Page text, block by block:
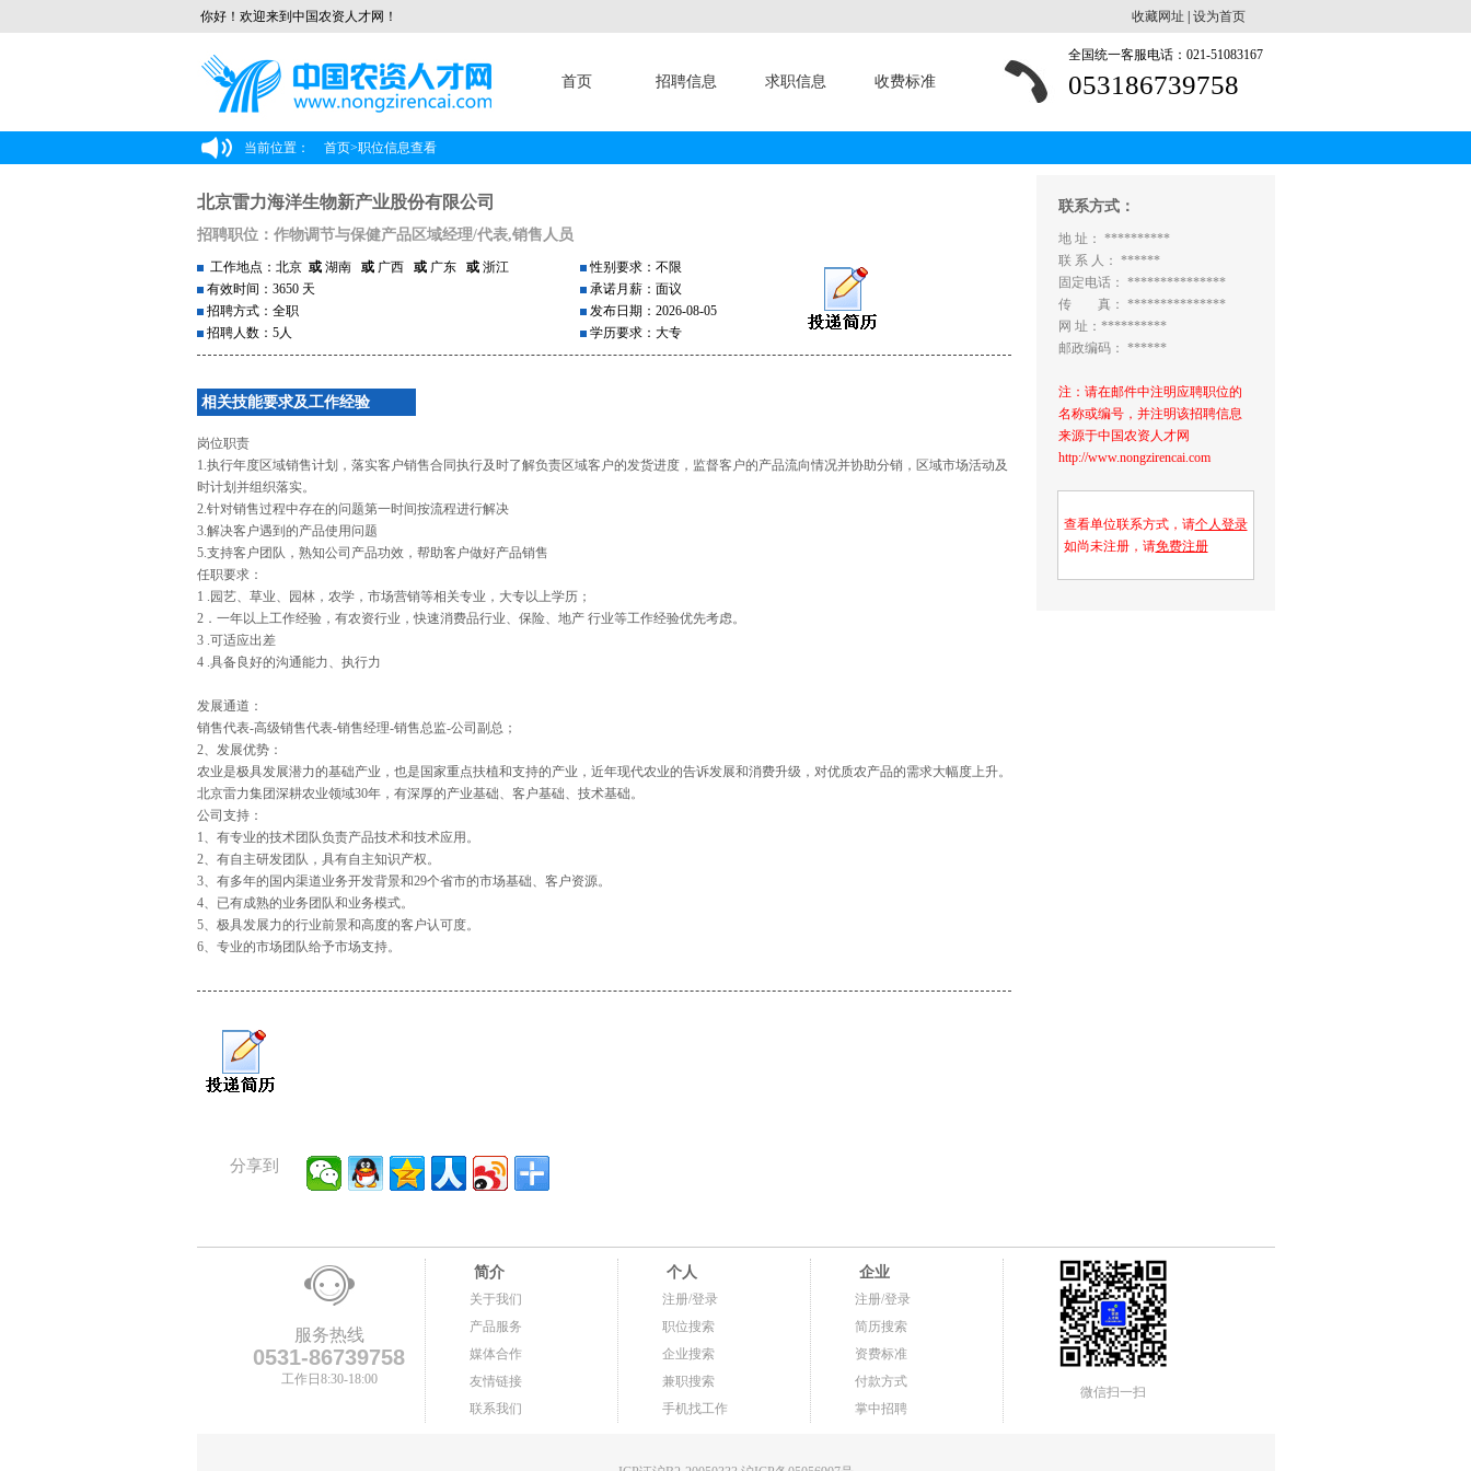
你好！欢迎来到中国农资人才网！ 收藏网址 设为首页
首页 招聘信息 求职信息 收费标准
全国统一客服电话：021-51083167
053186739758
当前位置： 首页>职位信息查看
北京雷力海洋生物新产业股份有限公司
招聘职位：作物调节与保健产品区域经理/代表,销售人员
工作地点：北京 或湖南 或广西 或广东 或浙江
有效时间：3650 天
招聘方式：全职
招聘人数：5人
性别要求：不限
承诺月薪：面议
发布日期：2026-08-05
学历要求：大专
相关技能要求及工作经验
岗位职责
1.执行年度区域销售计划，落实客户销售合同执行及时了解负责区域客户的发货进度，监督客户的产品流向情况并协助分销，区域市场活动及
时计划并组织落实。
2.针对销售过程中存在的问题第一时间按流程进行解决
3.解决客户遇到的产品使用问题
5.支持客户团队，熟知公司产品功效，帮助客户做好产品销售
任职要求：
1 .园艺、草业、园林，农学，市场营销等相关专业，大专以上学历；
2．一年以上工作经验，有农资行业，快速消费品行业、保险、地产 行业等工作经验优先考虑。
3 .可适应出差
4 .具备良好的沟通能力、执行力
发展通道：
销售代表-高级销售代表-销售经理-销售总监-公司副总；
2、发展优势：
农业是极具发展潜力的基础产业，也是国家重点扶植和支持的产业，近年现代农业的告诉发展和消费升级，对优质农产品的需求大幅度上升。
北京雷力集团深耕农业领域30年，有深厚的产业基础、客户基础、技术基础。
公司支持：
1、有专业的技术团队负责产品技术和技术应用。
2、有自主研发团队，具有自主知识产权。
3、有多年的国内渠道业务开发背景和29个省市的市场基础、客户资源。
4、已有成熟的业务团队和业务模式。
5、极具发展力的行业前景和高度的客户认可度。
6、专业的市场团队给予市场支持。
分享到
联系方式：
地 址： **********
联 系 人： ******
固定电话： ***************
传 真： ***************
网 址：**********
邮政编码： ******
注：请在邮件中注明应聘职位的
名称或编号，并注明该招聘信息
来源于中国农资人才网
http://www.nongzirencai.com
查看单位联系方式，请个人登录
如尚未注册，请免费注册
服务热线
0531-86739758
工作日8:30-18:00
简介
关于我们
产品服务
媒体合作
友情链接
联系我们
个人
注册/登录
职位搜索
企业搜索
兼职搜索
手机找工作
企业
注册/登录
简历搜索
资费标准
付款方式
掌中招聘
微信扫一扫